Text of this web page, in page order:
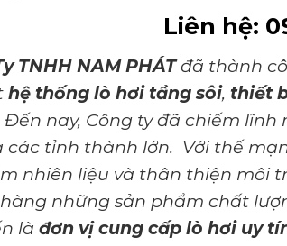
Liên hệ:
TNHH NAM PHÁTđã thành
hệ thống lò hơi tầng sôi,thiết
Đến nay, Công ty đã chiếm
các tỉnh thành lớn. Với thế
nhiên liệu và thân thiện môi
những sản phẩm chất
làđơn vị cung cấp lò hơi uy